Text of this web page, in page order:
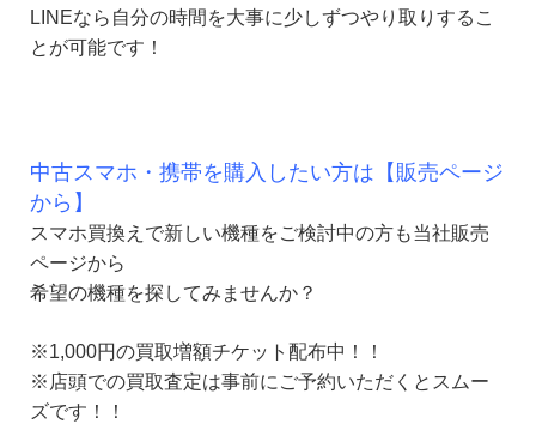
LINEなら自分の時間を大事に少しずつやり取りするこ
とが可能です！
中古スマホ・携帯を購入したい方は【販売ページ
から】
スマホ買換えで新しい機種をご検討中の方も当社販売
ページから
希望の機種を探してみませんか？
※1,000円の買取増額チケット配布中！！
※店頭での買取査定は事前にご予約いただくとスムー
ズです！！